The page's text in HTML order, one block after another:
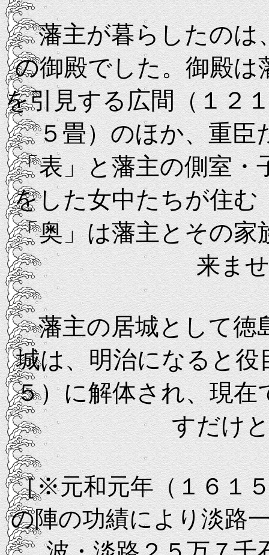
藩主が暮らしたのは
の御殿でした。御殿は
を引見する広間（１２
５畳）のほか、重臣
「表」と藩主の側室・
をした女中たちが住む
「奥」は藩主とその家
来ま
藩主の居城として徳
城は、明治になると役
５）に解体され、現在
すだけ
［※元和元年（１６１
の陣の功績により淡路